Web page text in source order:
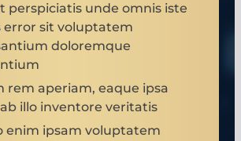
perspiciatis unde omnis iste
error sit voluptatem
doloremque
rem aperiam, eaque ipsa
illo inventore veritatis
enim ipsam voluptatem